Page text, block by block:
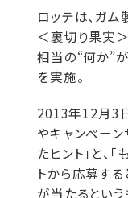
ロッテは、ガ
＜裏切り果実
相当の“何か”
を実施。
2013年12月3
やキャンペー
たヒント」と、
トから応募す
が当たるという